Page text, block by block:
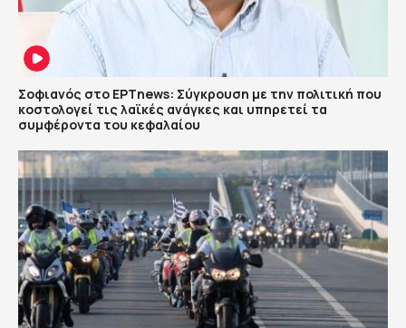
Σοφιανός στο ΕΡΤnews: Σύγκρουση με την πολιτική που
κοστολογεί τις λαϊκές ανάγκες και υπηρετεί τα
συμφέροντα του κεφαλαίου